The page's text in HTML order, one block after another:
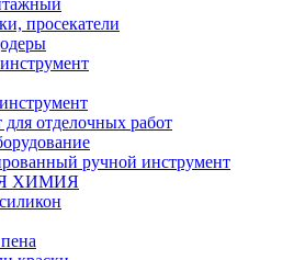
просекатели
отделочных работ
ручной инструмент
ХИМИЯ